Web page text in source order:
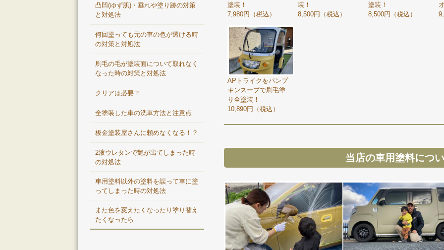
塗装！
7,980円（税込）
装！
8,500円（税込）
塗装！
8,500円（税込）
APトライクをパンプ
キンスープで刷毛塗
り全塗装！
10,890円（税込）
当店の車用塗料につ
凸凹(ゆず肌)・垂れや塗り跡の対策
と対処法
何回塗っても元の車の色が透ける時
の対策と対処法
刷毛の毛が塗装面について取れなく
なった時の対策と対処法
クリアは必要？
全塗装した車の洗車方法と注意点
板金塗装屋さんに頼めなくなる！？
2液ウレタンで艶が出てしまった時
の対処法
車用塗料以外の塗料を誤って車に塗
ってしまった時の対処法
また色を変えたくなったり塗り替え
たくなったら